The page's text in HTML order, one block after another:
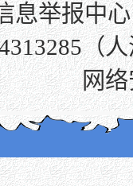
息举报中心
（
网